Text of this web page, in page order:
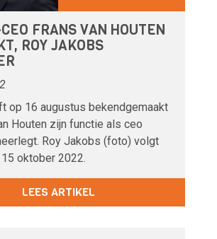
FRANS VAN HOUTEN
ROY JAKOBS
op 16 augustus bekendgemaakt
Houten zijn functie als ceo
Roy Jakobs (foto) volgt
oktober 2022.
LEES ARTIKEL